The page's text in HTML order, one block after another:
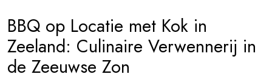
BBQ op Locatie met Kok in
Zeeland: Culinaire Verwennerij in
de Zeeuwse Zon